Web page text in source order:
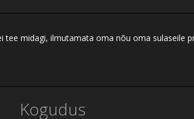
tee midagi, ilmutamata oma nõu oma sulaseile
Kogudus